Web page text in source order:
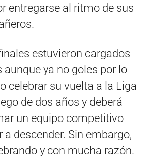
entregarse al ritmo de sus
estuvieron cargados
aunque ya no goles por lo
celebrar su vuelta a la Liga
de dos años y deberá
un equipo competitivo
a descender. Sin embargo,
y con mucha razón.